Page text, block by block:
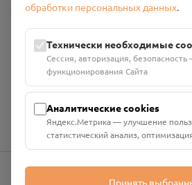
Общество с ограниченной
Проект Помним»
ИНН: 6700029207 ОГРН:
Юридический адрес: 216790,
Руднянский, г. Рудня, улица Западная,
Номер счёта:
Кор. счёт: 30101810200000000593
обработки персональных данных.
Технически необходимые
Сессия, авторизация,
функционирования Сайта
Аналитические cookies
Яндекс.Метрика — улучшение
статистический анализ,
Принять